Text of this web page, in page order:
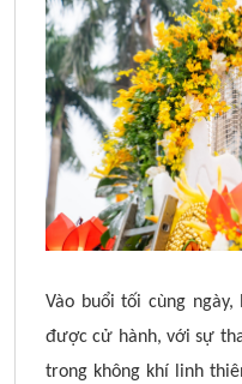
Vào buổi tối cùng
được cử hành, với sự
trong không khí linh